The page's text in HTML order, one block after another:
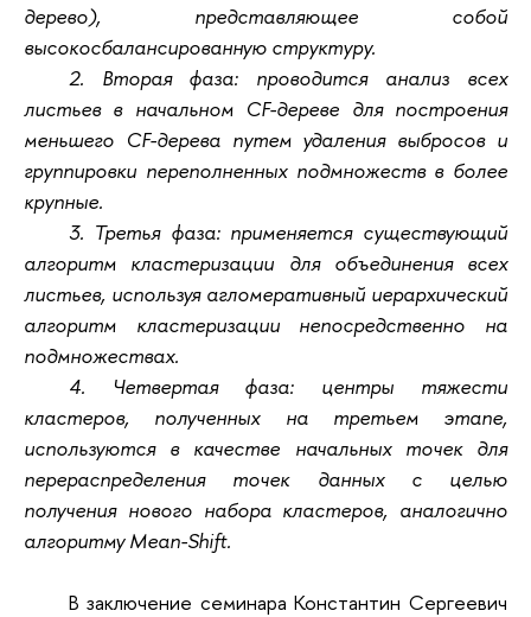
дерево), представляющее собой
высокосбалансированную структуру.
2. Вторая фаза: проводится анализ всех
листьев в начальном CF-дереве для построения
меньшего CF-дерева путем удаления выбросов и
группировки переполненных подмножеств в более
крупные.
3. Третья фаза: применяется существующий
алгоритм кластеризации для объединения всех
листьев, используя агломеративный иерархический
алгоритм кластеризации непосредственно на
подмножествах.
4. Четвертая фаза: центры тяжести
кластеров, полученных на третьем этапе,
используются в качестве начальных точек для
перераспределения точек данных с целью
получения нового набора кластеров, аналогично
алгоритму Mean-Shift.
В заключение семинара Константин Сергеевич